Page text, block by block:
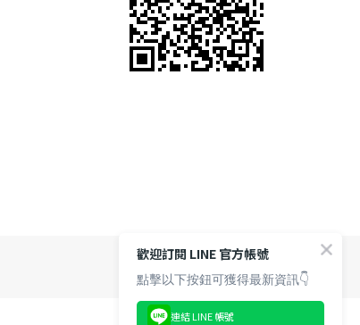
歡迎訂閱 LINE 官方帳號
點擊以下按鈕可獲得最新資訊👇
連結 LINE 帳號